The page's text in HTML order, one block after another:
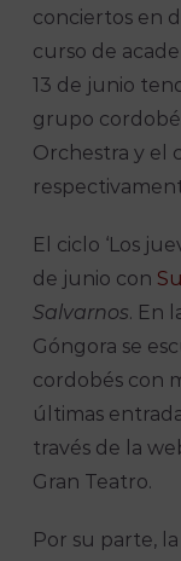
conciertos en
curso de
13 de junio
grupo
Orchestra y el
El ciclo ‘Los
de junio con
Salvarnos. En
Góngora se
cordobés con
últimas
través de la
Gran Teatro.
Por su parte, la